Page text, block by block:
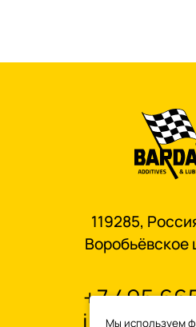
119285,
Воробьёвское
+7 495
Мы используем